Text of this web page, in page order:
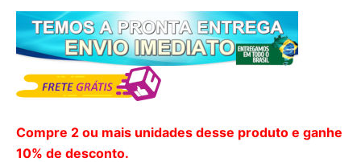
Compre 2 ou mais unidades desse produto e ganhe
10% de desconto.